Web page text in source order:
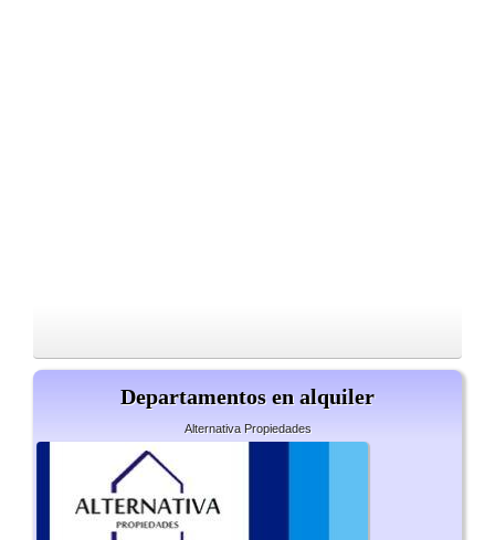
Departamentos en alquiler
Alternativa Propiedades